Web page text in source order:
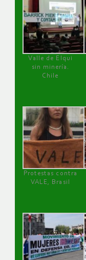
Valle de Elqui
sin minería.
Chile
Protestas contra
VALE, Brasil